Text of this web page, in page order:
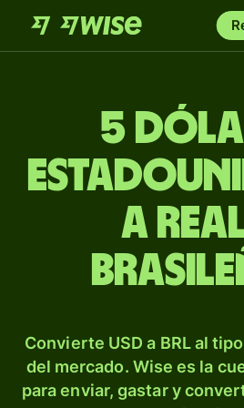
5
a
Convierte USD a BRL al
del mercado. Wise es la
para enviar, gastar y